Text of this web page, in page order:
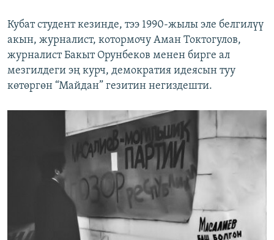
Кубат студент кезинде, тээ 1990-жылы эле белгилүү
акын, журналист, котормочу Аман Токтогулов,
журналист Бакыт Орунбеков менен бирге ал
мезгилдеги эң курч, демократия идеясын туу
көтөргөн “Майдан” гезитин негиздешти.